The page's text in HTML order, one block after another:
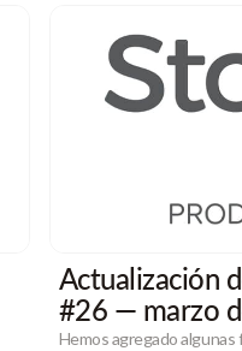
Actualización
#26 — marzo
Hemos agregado algunas